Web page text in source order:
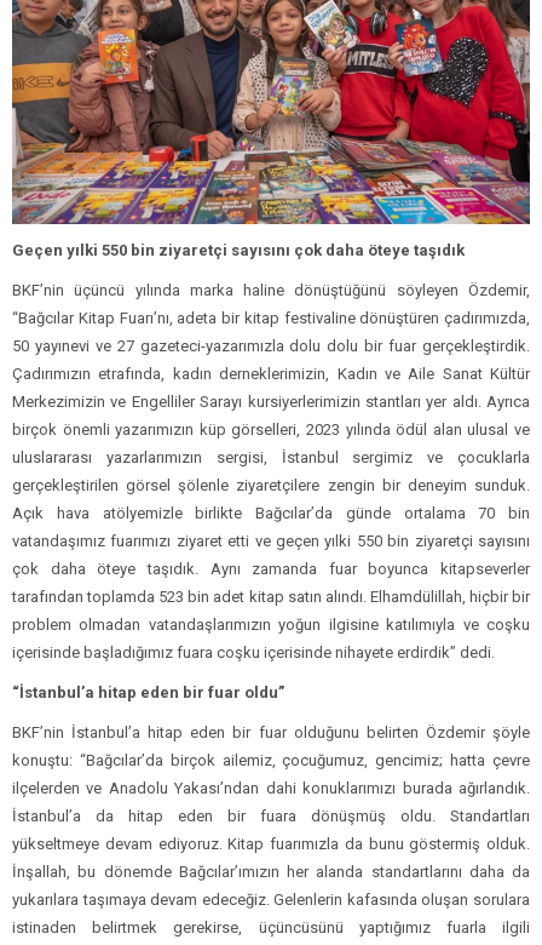
Geçen yılki 550 bin ziyaretçi sayısını çok daha öteye taşıdık
BKF’nin üçüncü yılında marka haline dönüştüğünü söyleyen Özdemir,
“Bağcılar Kitap Fuarı’nı, adeta bir kitap festivaline dönüştüren çadırımızda,
50 yayınevi ve 27 gazeteci-yazarımızla dolu dolu bir fuar gerçekleştirdik.
Çadırımızın etrafında, kadın derneklerimizin, Kadın ve Aile Sanat Kültür
Merkezimizin ve Engelliler Sarayı kursiyerlerimizin stantları yer aldı. Ayrıca
birçok önemli yazarımızın küp görselleri, 2023 yılında ödül alan ulusal ve
uluslararası yazarlarımızın sergisi, İstanbul sergimiz ve çocuklarla
gerçekleştirilen görsel şölenle ziyaretçilere zengin bir deneyim sunduk.
Açık hava atölyemizle birlikte Bağcılar’da günde ortalama 70 bin
vatandaşımız fuarımızı ziyaret etti ve geçen yılki 550 bin ziyaretçi sayısını
çok daha öteye taşıdık. Aynı zamanda fuar boyunca kitapseverler
tarafından toplamda 523 bin adet kitap satın alındı. Elhamdülillah, hiçbir bir
problem olmadan vatandaşlarımızın yoğun ilgisine katılımıyla ve coşku
içerisinde başladığımız fuara coşku içerisinde nihayete erdirdik” dedi.
“İstanbul’a hitap eden bir fuar oldu”
BKF’nin İstanbul’a hitap eden bir fuar olduğunu belirten Özdemir şöyle
konuştu: “Bağcılar’da birçok ailemiz, çocuğumuz, gencimiz; hatta çevre
ilçelerden ve Anadolu Yakası’ndan dahi konuklarımızı burada ağırlandık.
İstanbul’a da hitap eden bir fuara dönüşmüş oldu. Standartları
yükseltmeye devam ediyoruz. Kitap fuarımızla da bunu göstermiş olduk.
İnşallah, bu dönemde Bağcılar’ımızın her alanda standartlarını daha da
yukarılara taşımaya devam edeceğiz. Gelenlerin kafasında oluşan sorulara
istinaden belirtmek gerekirse, üçüncüsünü yaptığımız fuarla ilgili